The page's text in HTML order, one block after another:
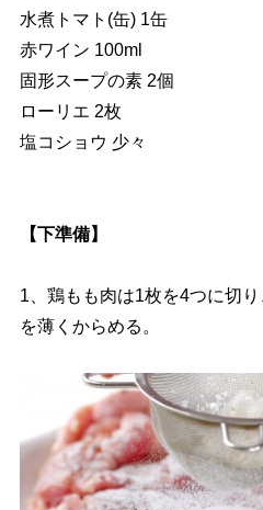
水煮トマト(缶) 1缶
赤ワイン 100ml
固形スープの素 2個
ローリエ 2枚
塩コショウ 少々
【下準備】
1、鶏もも肉は1枚を4つに切
を薄くからめる。